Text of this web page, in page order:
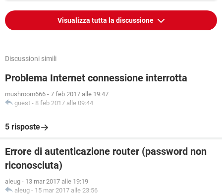
Visualizza tutta la discussione
Discussioni simili
Problema Internet connessione interrotta
mushroom666 - 7 feb 2017 alle 19:47
guest - 8 feb 2017 alle 09:44
5 risposte
Errore di autenticazione router (password non
riconosciuta)
aleug - 13 mar 2017 alle 19:19
aleug - 15 mar 2017 alle 23:56